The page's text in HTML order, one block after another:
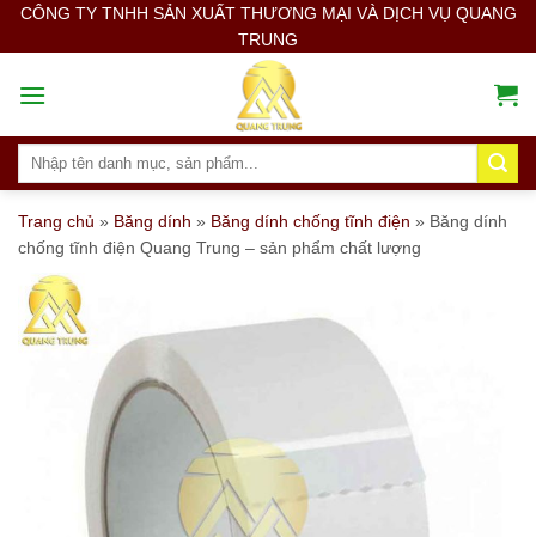
SkipCÔNG TY TNHH SẢN XUẤT THƯƠNG MẠI VÀ DỊCH VỤ QUANG
TRUNG
Search
Trang chủ » Băng dính » Băng dính chống tĩnh điện » Băng dính
chống tĩnh điện Quang Trung – sản phẩm chất lượng